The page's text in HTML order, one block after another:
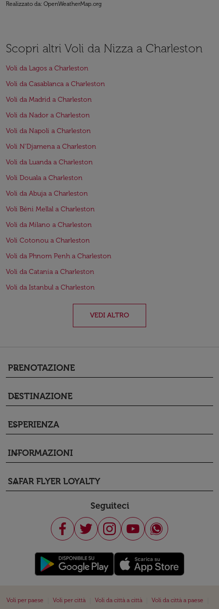
Realizzato da: OpenWeatherMap.org
Scopri altri Voli da Nizza a Charleston
Voli da Lagos a Charleston
Voli da Casablanca a Charleston
Voli da Madrid a Charleston
Voli da Nador a Charleston
Voli da Napoli a Charleston
Voli N'Djamena a Charleston
Voli da Luanda a Charleston
Voli Douala a Charleston
Voli da Abuja a Charleston
Voli Béni Mellal a Charleston
Voli da Milano a Charleston
Voli Cotonou a Charleston
Voli da Phnom Penh a Charleston
Voli da Catania a Charleston
Voli da Istanbul a Charleston
VEDI ALTRO
PRENOTAZIONE
keyboard_arrow_down
DESTINAZIONE
keyboard_arrow_down
ESPERIENZA
keyboard_arrow_down
INFORMAZIONI
keyboard_arrow_down
SAFAR FLYER LOYALTY
keyboard_arrow_down
Seguiteci
Voli per paese Voli per città Voli da città a città Voli da città a paese